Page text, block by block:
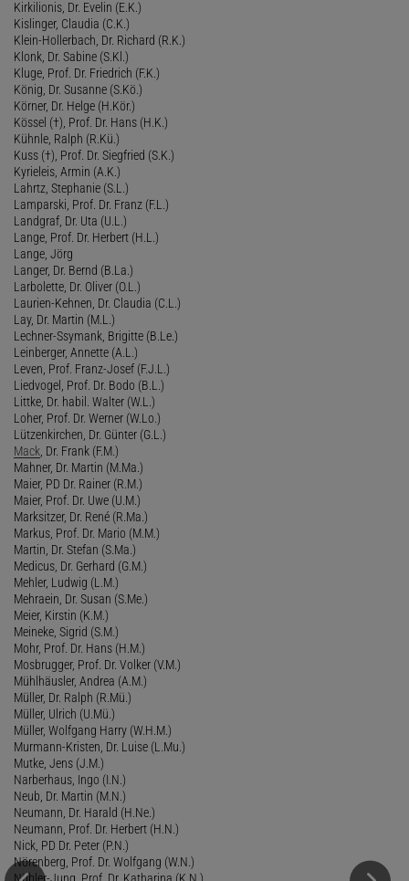
Kirkilionis, Dr. Evelin (E.K.)
Kislinger, Claudia (C.K.)
Klein-Hollerbach, Dr. Richard (R.K.)
Klonk, Dr. Sabine (S.Kl.)
Kluge, Prof. Dr. Friedrich (F.K.)
König, Dr. Susanne (S.Kö.)
Körner, Dr. Helge (H.Kör.)
Kössel (†), Prof. Dr. Hans (H.K.)
Kühnle, Ralph (R.Kü.)
Kuss (†), Prof. Dr. Siegfried (S.K.)
Kyrieleis, Armin (A.K.)
Lahrtz, Stephanie (S.L.)
Lamparski, Prof. Dr. Franz (F.L.)
Landgraf, Dr. Uta (U.L.)
Lange, Prof. Dr. Herbert (H.L.)
Lange, Jörg
Langer, Dr. Bernd (B.La.)
Larbolette, Dr. Oliver (O.L.)
Laurien-Kehnen, Dr. Claudia (C.L.)
Lay, Dr. Martin (M.L.)
Lechner-Ssymank, Brigitte (B.Le.)
Leinberger, Annette (A.L.)
Leven, Prof. Franz-Josef (F.J.L.)
Liedvogel, Prof. Dr. Bodo (B.L.)
Littke, Dr. habil. Walter (W.L.)
Loher, Prof. Dr. Werner (W.Lo.)
Lützenkirchen, Dr. Günter (G.L.)
Mack , Dr. Frank (F.M.)
Mahner, Dr. Martin (M.Ma.)
Maier, PD Dr. Rainer (R.M.)
Maier, Prof. Dr. Uwe (U.M.)
Marksitzer, Dr. René (R.Ma.)
Markus, Prof. Dr. Mario (M.M.)
Martin, Dr. Stefan (S.Ma.)
Medicus, Dr. Gerhard (G.M.)
Mehler, Ludwig (L.M.)
Mehraein, Dr. Susan (S.Me.)
Meier, Kirstin (K.M.)
Meineke, Sigrid (S.M.)
Mohr, Prof. Dr. Hans (H.M.)
Mosbrugger, Prof. Dr. Volker (V.M.)
Mühlhäusler, Andrea (A.M.)
Müller, Dr. Ralph (R.Mü.)
Müller, Ulrich (U.Mü.)
Müller, Wolfgang Harry (W.H.M.)
Murmann-Kristen, Dr. Luise (L.Mu.)
Mutke, Jens (J.M.)
Narberhaus, Ingo (I.N.)
Neub, Dr. Martin (M.N.)
Neumann, Dr. Harald (H.Ne.)
Neumann, Prof. Dr. Herbert (H.N.)
Nick, PD Dr. Peter (P.N.)
Nörenberg, Prof. Dr. Wolfgang (W.N.)
Nübler-Jung, Prof. Dr. Katharina (K.N.)